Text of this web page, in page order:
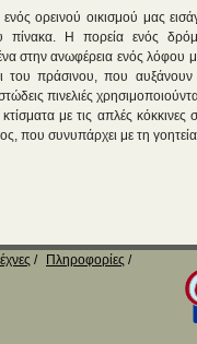
ορεινού οικισμού μας
πίνακα. Η πορεία ενός
στην ανωφέρεια ενός λόφου
του πράσινου, που αυξάνουν
πινελιές
με τις απλές
που συνυπάρχει με τη
Πληροφορίες